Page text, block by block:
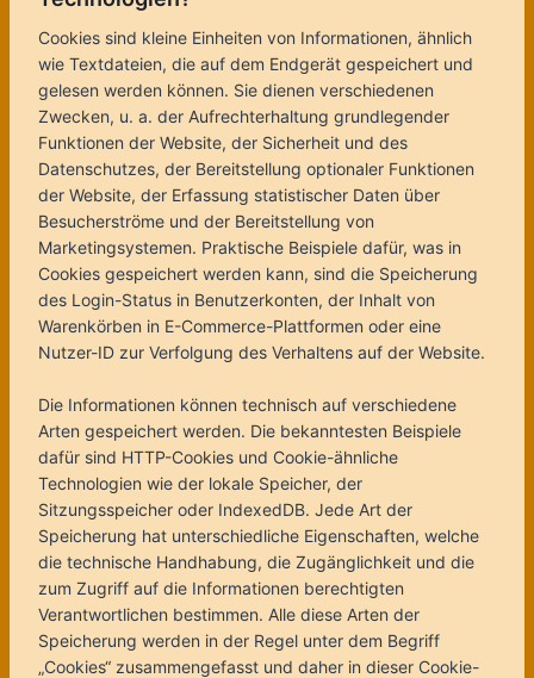
Cookies sind kleine Einheiten von Informationen, ähnlich
wie Textdateien, die auf dem Endgerät gespeichert und
gelesen werden können. Sie dienen verschiedenen
Zwecken, u. a. der Aufrechterhaltung grundlegender
Funktionen der Website, der Sicherheit und des
Datenschutzes, der Bereitstellung optionaler Funktionen
der Website, der Erfassung statistischer Daten über
Besucherströme und der Bereitstellung von
Marketingsystemen. Praktische Beispiele dafür, was in
Cookies gespeichert werden kann, sind die Speicherung
des Login-Status in Benutzerkonten, der Inhalt von
Warenkörben in E-Commerce-Plattformen oder eine
Nutzer-ID zur Verfolgung des Verhaltens auf der Website.
Die Informationen können technisch auf verschiedene
Arten gespeichert werden. Die bekanntesten Beispiele
dafür sind HTTP-Cookies und Cookie-ähnliche
Technologien wie der lokale Speicher, der
Sitzungsspeicher oder IndexedDB. Jede Art der
Speicherung hat unterschiedliche Eigenschaften, welche
die technische Handhabung, die Zugänglichkeit und die
zum Zugriff auf die Informationen berechtigten
Verantwortlichen bestimmen. Alle diese Arten der
Speicherung werden in der Regel unter dem Begriff
„Cookies“ zusammengefasst und daher in dieser Cookie-